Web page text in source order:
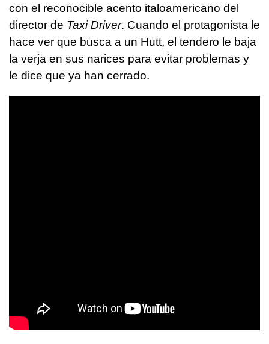
con el reconocible acento italoamericano del
director de Taxi Driver. Cuando el protagonista le
hace ver que busca a un Hutt, el tendero le baja
la verja en sus narices para evitar problemas y
le dice que ya han cerrado.